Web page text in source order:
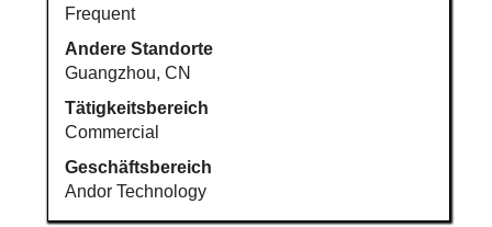
Frequent
Andere Standorte
Guangzhou, CN
Tätigkeitsbereich
Commercial
Geschäftsbereich
Andor Technology